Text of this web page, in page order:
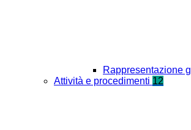
Rappresentazione
Attività e procedimenti 12